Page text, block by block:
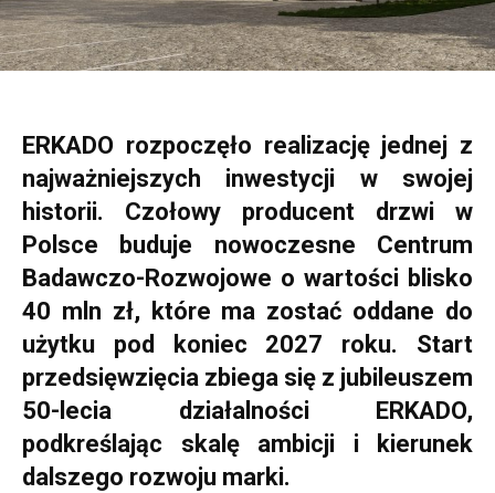
ERKADO rozpoczęło realizację jednej z
najważniejszych inwestycji w swojej
historii. Czołowy producent drzwi w
Polsce buduje nowoczesne Centrum
Badawczo-Rozwojowe o wartości blisko
40 mln zł, które ma zostać oddane do
użytku pod koniec 2027 roku. Start
przedsięwzięcia zbiega się z jubileuszem
50-lecia działalności ERKADO,
podkreślając skalę ambicji i kierunek
dalszego rozwoju marki.